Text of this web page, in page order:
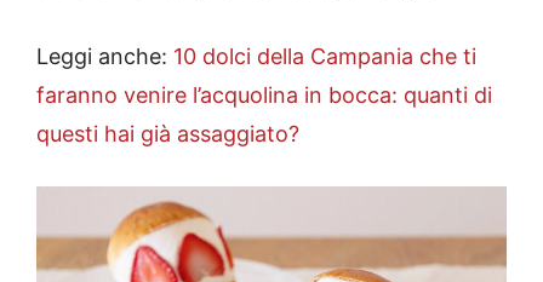
Leggi anche: 10 dolci della Campania che ti
faranno venire l’acquolina in bocca: quanti di
questi hai già assaggiato?